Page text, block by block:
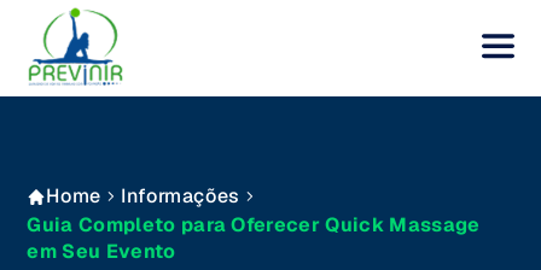
Home
Informações
Guia Completo para Oferecer Quick Massage
em Seu Evento